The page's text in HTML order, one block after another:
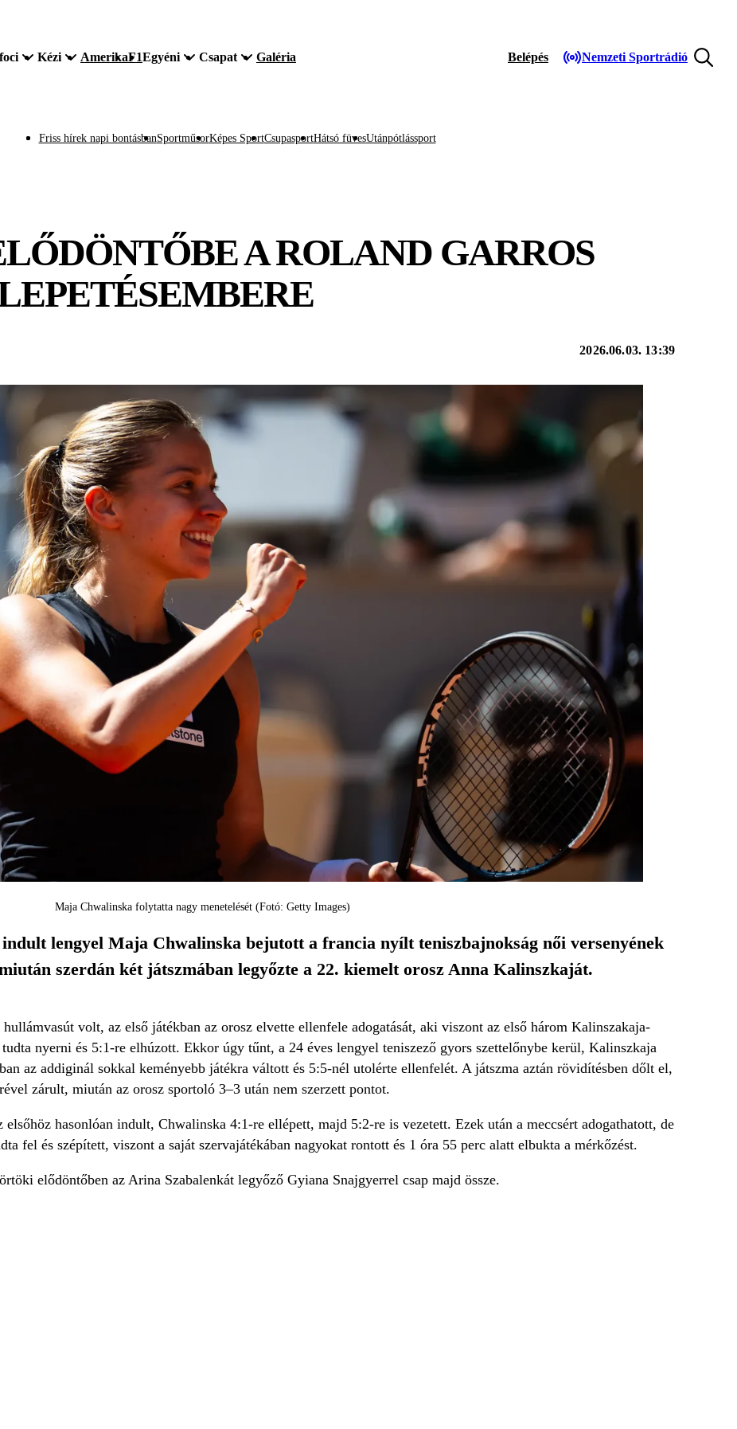
Kézi AmerikaF1Egyéni Csapat Galéria Belépés Nemzeti Sportrádió
Friss hírek napi bontásbanSportműsorKépes SportCsupasportHátsó füvesUtánpótlássport
A ROLAND GARROS
2026.06.03. 13:39
Maja Chwalinska folytatta nagy menetelését (Fotó: Getty Images)
indult lengyel Maja Chwalinska bejutott a francia nyílt teniszbajnokság női versenyének
szerdán két játszmában legyőzte a 22. kiemelt orosz Anna Kalinszkaját.
volt, az első játékban az orosz elvette ellenfele adogatását, aki viszont az első három Kalinszakaja-
nyerni és 5:1-re elhúzott. Ekkor úgy tűnt, a 24 éves lengyel teniszező gyors szettelőnybe kerül, Kalinszkaja
az addiginál sokkal keményebb játékra váltott és 5:5-nél utolérte ellenfelét. A játszma aztán rövidítésben dőlt el,
zárult, miután az orosz sportoló 3–3 után nem szerzett pontot.
elsőhöz hasonlóan indult, Chwalinska 4:1-re ellépett, majd 5:2-re is vezetett. Ezek után a meccsért adogathatott, de
fel és szépített, viszont a saját szervajátékában nagyokat rontott és 1 óra 55 perc alatt elbukta a mérkőzést.
elődöntőben az Arina Szabalenkát legyőző Gyiana Snajgyerrel csap majd össze.